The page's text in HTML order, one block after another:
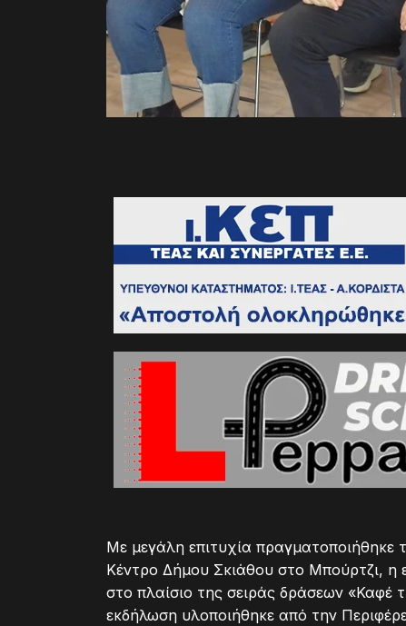
Με μεγάλη επιτυχία πραγματοποιήθηκε
Κέντρο Δήμου Σκιάθου στο Μπούρτζι, η
στο πλαίσιο της σειράς δράσεων «Καφέ
εκδήλωση υλοποιήθηκε από την